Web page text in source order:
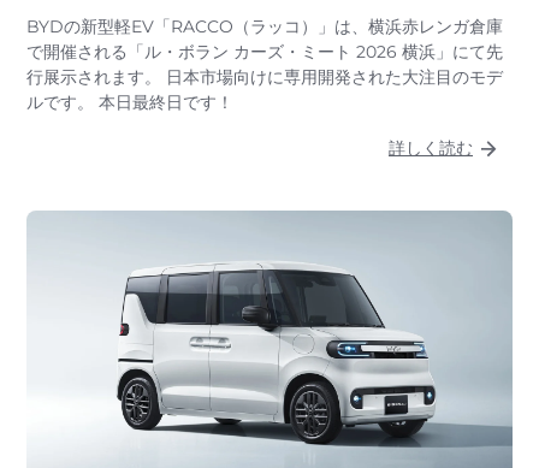
BYDの新型軽EV「RACCO（ラッコ）」は、横浜赤レンガ倉庫
で開催される「ル・ボラン カーズ・ミート 2026 横浜」にて先
行展示されます。 日本市場向けに専用開発された大注目のモデ
ルです。 本日最終日です！
詳しく読む